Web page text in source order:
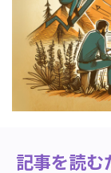
記事を読む